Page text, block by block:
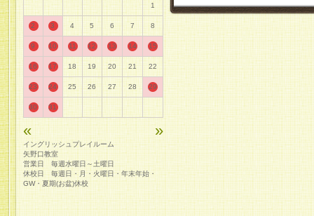
1
2 3 4 5 6 7 8
9 10 11 12 13 14 15
16 17 18 19 20 21 22
23 24 25 26 27 28 29
30 31
« »
イングリッシュプレイルーム
矢野口教室
営業日 毎週水曜日～土曜日
休校日 毎週日・月・火曜日・年末年始・
GW・夏期(お盆)休校